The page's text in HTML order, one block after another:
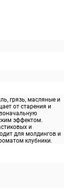
грязь, масляные и
от старения и
эффектом.
и
для молдингов и
клубники.